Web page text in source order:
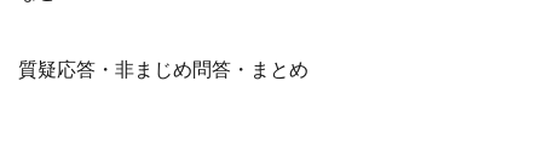
質疑応答・非まじめ問答・まとめ